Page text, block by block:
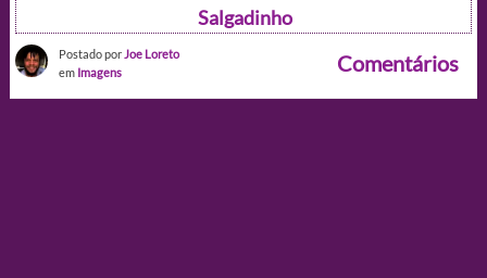
Salgadinho
Postado por Joe Loreto
em Imagens Comentários